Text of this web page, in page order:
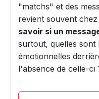
"matchs" et des
revient souvent
savoir si un
surtout, quelles sont
émotionnelles
l'absence de celle-ci